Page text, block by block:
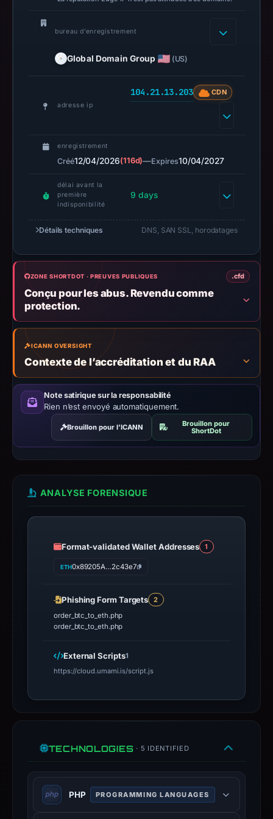
safety.
Context:
Global
Domain
address
registration
2026,
Bitcoin.
details
may
have
changed
since
collection.
This
report
summarizes
time-
bound
live
guarantee.
interacting
with
the
submit
an
the
is
bureau d’enregistrement
Global Domain Group (US)
adresse ip
104.21.13.203 CDN
enregistrement
Créé12/04/2026(116d)—Expires10/04/2027
délai avant la
première
indisponibilité
9 days
Détails techniques DNS, SAN SSL, horodatages
ZONE SHORTDOT · PREUVES PUBLIQUES .cfd
Conçu pour les abus. Revendu comme
protection.
ICANN OVERSIGHT
Contexte de l’accréditation et du RAA
Note satirique sur la responsabilité
Rien n’est envoyé automatiquement.
Brouillon pour l’ICANN
Brouillon pour
ShortDot
ANALYSE FORENSIQUE
Format-validated Wallet Addresses 1
ETH0x89205A…2c43e7
Phishing Form Targets
2
order_btc_to_eth.php
order_btc_to_eth.php
External Scripts1
https://cloud.umami.is/script.js
TECHNOLOGIES · 5 IDENTIFIED
PHP PROGRAMMING LANGUAGES